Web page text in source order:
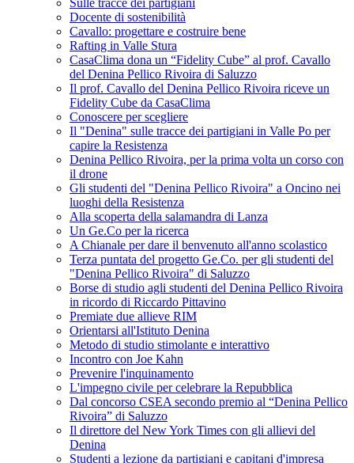
Sulle tracce dei partigiani
Docente di sostenibilità
Cavallo: progettare e costruire bene
Rafting in Valle Stura
CasaClima dona un “Fidelity Cube” al prof. Cavallo
del Denina Pellico Rivoira di Saluzzo
Il prof. Cavallo del Denina Pellico Rivoira riceve un
Fidelity Cube da CasaClima
Conoscere per scegliere
Il "Denina" sulle tracce dei partigiani in Valle Po per
capire la Resistenza
Denina Pellico Rivoira, per la prima volta un corso con
il drone
Gli studenti del "Denina Pellico Rivoira" a Oncino nei
luoghi della Resistenza
Alla scoperta della salamandra di Lanza
Un Ge.Co per la ricerca
A Chianale per dare il benvenuto all'anno scolastico
Terza puntata del progetto Ge.Co. per gli studenti del
"Denina Pellico Rivoira" di Saluzzo
Borse di studio agli studenti del Denina Pellico Rivoira
in ricordo di Riccardo Pittavino
Premiate due allieve RIM
Orientarsi all'Istituto Denina
Metodo di studio stimolante e interattivo
Incontro con Joe Kahn
Prevenire l'inquinamento
L'impegno civile per celebrare la Repubblica
Dal concorso CSEA secondo premio al “Denina Pellico
Rivoira” di Saluzzo
Il direttore del New York Times con gli allievi del
Denina
Studenti a lezione da partigiani e capitani d'impresa